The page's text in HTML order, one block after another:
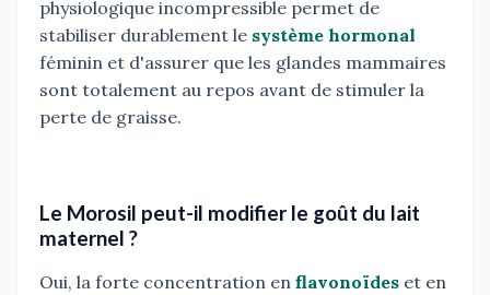
physiologique incompressible permet de
stabiliser durablement le système hormonal
féminin et d'assurer que les glandes mammaires
sont totalement au repos avant de stimuler la
perte de graisse.
Le Morosil peut-il modifier le goût du lait
maternel ?
Oui, la forte concentration en flavonoïdes et en